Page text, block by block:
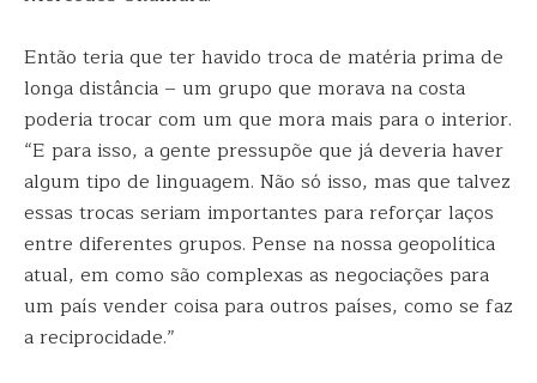
Então teria que ter havido troca de matéria prima de
longa distância – um grupo que morava na costa
poderia trocar com um que mora mais para o interior.
“E para isso, a gente pressupõe que já deveria haver
algum tipo de linguagem. Não só isso, mas que talvez
essas trocas seriam importantes para reforçar laços
entre diferentes grupos. Pense na nossa geopolítica
atual, em como são complexas as negociações para
um país vender coisa para outros países, como se faz
a reciprocidade.”